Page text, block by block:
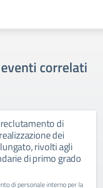
correlati
di
dei
rivolti agli
di primo grado
di personale interno per la